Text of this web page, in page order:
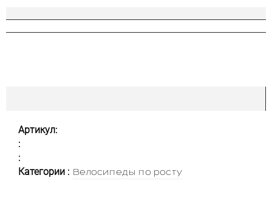
Артикул:
:
:
Категории : Велосипеды по росту